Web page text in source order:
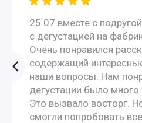
25.07 вместе с
с дегустацией на
Очень понравился
содержащий
наши вопросы. Нам
дегустации было
Это вызвало восторг.
смогли попробовать